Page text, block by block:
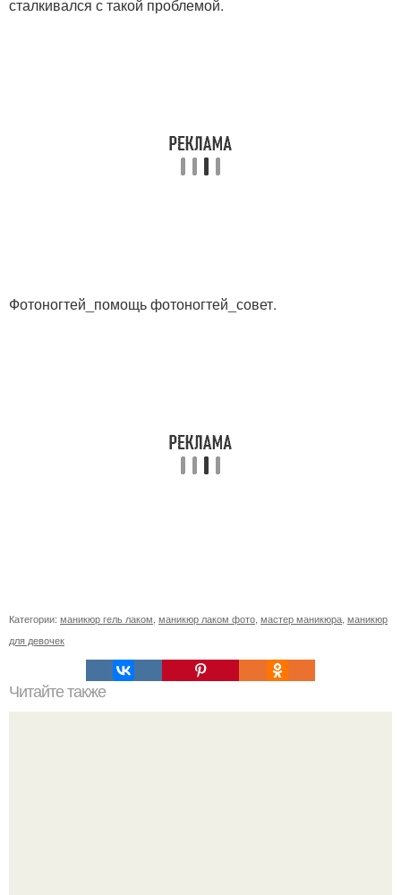
сталкивался с такой проблемой.
Фотоногтей_помощь фотоногтей_совет.
Категории: маникюр гель лаком маникюр лаком фото мастер маникюра маникюр
для девочек
Читайте также